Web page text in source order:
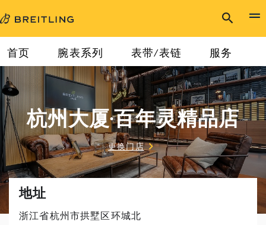
首页 腕表系列 表带/表链 服务
杭州大厦·百年灵精品店
更换门店
地址
浙江省杭州市拱墅区环城北